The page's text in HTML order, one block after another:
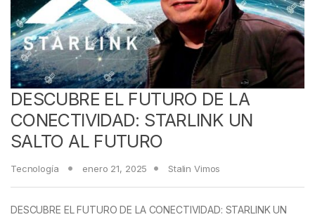
DESCUBRE EL FUTURO DE LA
CONECTIVIDAD: STARLINK UN
SALTO AL FUTURO
Tecnología enero 21, 2025 Stalin Vimos
DESCUBRE EL FUTURO DE LA CONECTIVIDAD: STARLINK UN